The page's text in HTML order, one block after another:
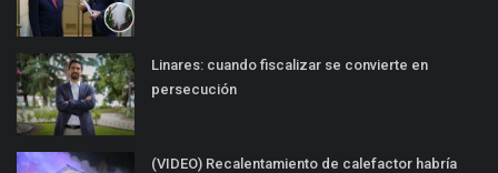
Linares: cuando fiscalizar se convierte en
persecución
(VIDEO) Recalentamiento de calefactor habría